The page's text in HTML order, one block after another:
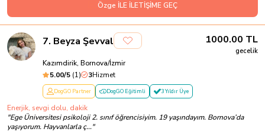
Özge İLE İLETİŞİME GEÇ
7. Beyza Şevval 1000.00 TL
gecelik
Kazımdirik, Bornova/İzmir
5.00/5 (1) 3Hizmet
DogGO Partner DogGO Eğitimli 3 Yıldır Üye
Enerjik, sevgi dolu, dakik
"Ege Üniversitesi psikoloji 2. sınıf öğrencisiyim. 19 yaşındayım. Bornova’da
yaşıyorum. Hayvanlarla ç..."